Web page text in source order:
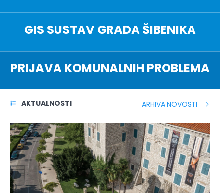
GIS SUSTAV GRADA ŠIBENIKA
PRIJAVA KOMUNALNIH PROBLEMA
ARHIVA NOVOSTI
AKTUALNOSTI